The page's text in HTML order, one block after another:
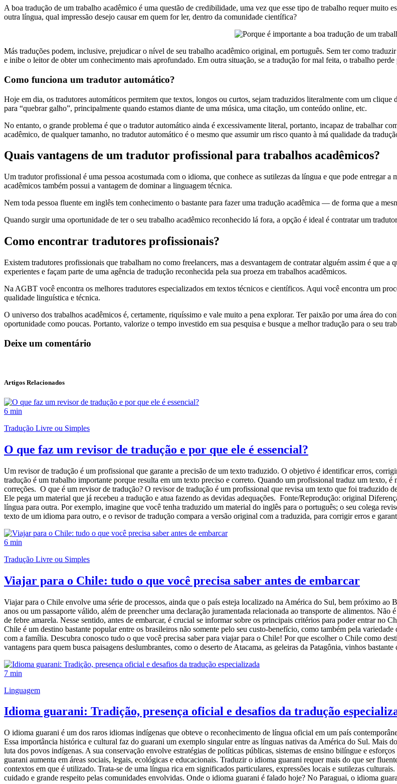
A boa tradução de um trabalho acadêmico é uma questão de credibilidade, uma vez que esse tipo de trabalho requer muito
outra língua, qual impressão desejo causar em quem for ler, dentro da comunidade científica?
Más traduções podem, inclusive, prejudicar o nível de seu trabalho acadêmico original, em português. Sem ter como
e inibe o leitor de obter um conhecimento mais aprofundado. Em outra situação, se a tradução for mal feita, o trabalho
Como funciona um tradutor automático?
Hoje em dia, os tradutores automáticos permitem que textos, longos ou curtos, sejam traduzidos literalmente com um
para “quebrar galho”, principalmente quando estamos diante de uma música, uma citação, um conteúdo online, etc.
No entanto, o grande problema é que o tradutor automático ainda é excessivamente literal, portanto, incapaz de trabalhar
acadêmico, de qualquer tamanho, no tradutor automático é o mesmo que assumir um risco quanto à má qualidade da
Quais vantagens de um tradutor profissional para trabalhos acadêmicos?
Um tradutor profissional é uma pessoa acostumada com o idioma, que conhece as sutilezas da língua e que pode entregar
acadêmicos também possui a vantagem de dominar a linguagem técnica.
Nem toda pessoa fluente em inglês tem conhecimento o bastante para fazer uma tradução acadêmica — de forma que a
Quando surgir uma oportunidade de ter o seu trabalho acadêmico reconhecido lá fora, a opção é ideal é contratar um
Como encontrar tradutores profissionais?
Existem tradutores profissionais que trabalham no como freelancers, mas a desvantagem de contratar alguém assim é que
experientes e façam parte de uma agência de tradução reconhecida pela sua proeza em trabalhos acadêmicos.
Na AGBT você encontra os melhores tradutores especializados em textos técnicos e científicos. Aqui você encontra um
qualidade linguística e técnica.
O universo dos trabalhos acadêmicos é, certamente, riquíssimo e vale muito a pena explorar. Ter paixão por uma área do
oportunidade como poucas. Portanto, valorize o tempo investido em sua pesquisa e busque a melhor tradução para o seu
Deixe um comentário
Artigos Relacionados
6 min
Tradução Livre ou Simples
O que faz um revisor de tradução e por que ele é essencial?
Um revisor de tradução é um profissional que garante a precisão de um texto traduzido. O objetivo é identificar erros,
tradução é um trabalho importante porque resulta em um texto preciso e correto. Quando um profissional traduz um texto,
correções. O que é um revisor de tradução? O revisor de tradução é um profissional que revisa um texto que foi traduzido
Ele pega um material que já recebeu a tradução e atua fazendo as devidas adequações. Fonte/Reprodução: original
língua para outra. Por exemplo, imagine que você tenha traduzido um material do inglês para o português; o seu colega
texto de um idioma para outro, e o revisor de tradução compara a versão original com a traduzida, para corrigir erros e
6 min
Tradução Livre ou Simples
Viajar para o Chile: tudo o que você precisa saber antes de embarcar
Viajar para o Chile envolve uma série de processos, ainda que o país esteja localizado na América do Sul, bem próximo
anos ou um passaporte válido, além de preencher uma declaração juramentada relacionada ao transporte de alimentos.
de febre amarela. Nesse sentido, antes de embarcar, é crucial se informar sobre os principais critérios para poder entrar no
Chile é um destino bastante popular entre os brasileiros não somente pelo seu custo-benefício, como também pela
com a família. Descubra conosco tudo o que você precisa saber para viajar para o Chile! Por que escolher o Chile como
vantagens para quem busca paisagens deslumbrantes, como o deserto de Atacama, as geleiras da Patagônia, vinhos
7 min
Linguagem
Idioma guarani: Tradição, presença oficial e desafios da tradução
O idioma guarani é um dos raros idiomas indígenas que obteve o reconhecimento de língua oficial em um país
Essa importância histórica e cultural faz do guarani um exemplo singular entre as línguas nativas da América do Sul. Mais
luta dos povos indígenas. A sua conservação envolve estratégias de políticas públicas, sistemas de ensino bilíngue e
guarani aumenta em áreas sociais, legais, ecológicas e educacionais. Traduzir o idioma guarani requer mais do que ser
contextos em que é utilizado. Trata-se de uma língua rica em significados particulares, expressões locais e sutilezas
cuidado e grande respeito pelas comunidades envolvidas. Onde o idioma guarani é falado hoje? No Paraguai, o idioma